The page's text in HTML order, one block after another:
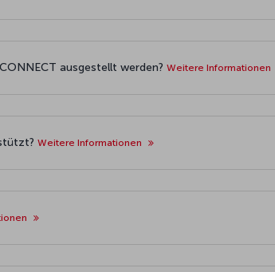
ausgestellt werden? Weitere Informationen
Weitere Informationen